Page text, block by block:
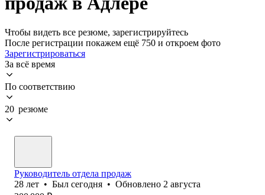
Чтобы видеть все резюме, зарегистрируйтесь
После регистрации покажем ещё 750 и откроем фото
Зарегистрироваться
За всё время
По соответствию
20 резюме
Руководитель отдела продаж
28 лет • Был сегодня • Обновлено 2 августа